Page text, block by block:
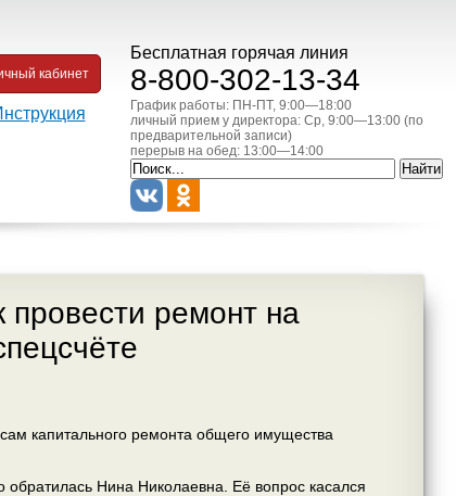
Бесплатная горячая линия
8-800-302-13-34
График работы: ПН-ПТ, 9:00—18:00
личный прием у директора: Ср, 9:00—13:00 (по
предварительной записи)
перерыв на обед: 13:00—14:00
кабинет
ремонт на
капитального ремонта общего имущества
Нина Николаевна. Её вопрос касался